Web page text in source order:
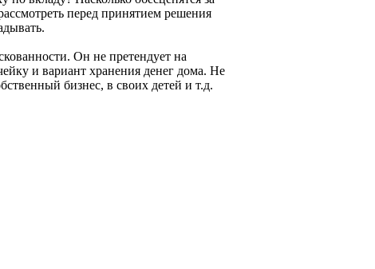
перед принятием решения
Он не претендует на
и вариант хранения денег дома. Не
бизнес, в своих детей и т.д.